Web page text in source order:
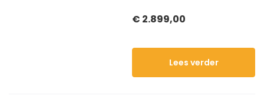
€ 2.899,00
Lees verder